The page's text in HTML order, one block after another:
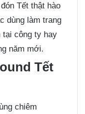
Tết thật hào
dùng làm trang
công ty hay
năm mới.
Tết
chiêm